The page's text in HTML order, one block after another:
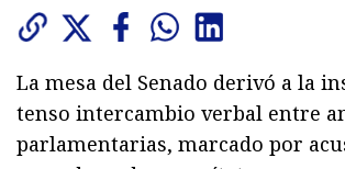
La mesa del Senado derivó a la
tenso intercambio verbal entre
parlamentarias, marcado por